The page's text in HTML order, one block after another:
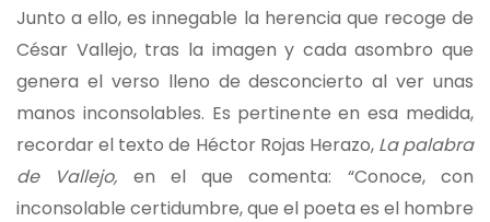
Junto a ello, es innegable la herencia que recoge de
César Vallejo, tras la imagen y cada asombro que
genera el verso lleno de desconcierto al ver unas
manos inconsolables. Es pertinente en esa medida,
recordar el texto de Héctor Rojas Herazo, La palabra
de Vallejo, en el que comenta: “Conoce, con
inconsolable certidumbre, que el poeta es el hombre